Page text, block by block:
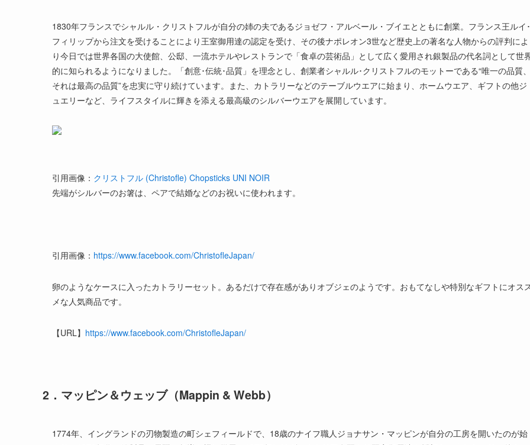
1830年フランスでシャルル・クリストフルが自分の姉の夫であるジョゼフ・アルベール・ブイエとともに創業。フランス王ルイ･
フィリップから注文を受けることにより王室御用達の認定を受け、その後ナポレオン3世など歴史上の著名な人物からの評判によ
り今日では世界各国の大使館、公邸、一流ホテルやレストランで「食卓の芸術品」として広く愛用され銀製品の代名詞として世
的に知られるようになりました。「創意･伝統･品質」を理念とし、創業者シャルル･クリストフルのモットーである“唯一の品質
それは最高の品質”を忠実に守り続けています。また、カトラリーなどのテーブルウエアに始まり、ホームウエア、ギフトの他ジ
ュエリーなど、ライフスタイルに輝きを添える最高級のシルバーウエアを展開しています。
引用画像： クリストフル (Christofle) Chopsticks UNI NOIR
先端がシルバーのお箸は、ペアで結婚などのお祝いに使われます。
引用画像： https://www.facebook.com/ChristofleJapan/
卵のようなケースに入ったカトラリーセット。あるだけで存在感がありオブジェのようです。おもてなしや特別なギフトにオス
メな人気商品です。
【URL】 https://www.facebook.com/ChristofleJapan/
2．マッピン＆ウェッブ（Mappin & Webb）
1774年、イングランドの刃物製造の町シェフィールドで、18歳のナイフ職人ジョナサン・マッピンが自分の工房を開いたのが始